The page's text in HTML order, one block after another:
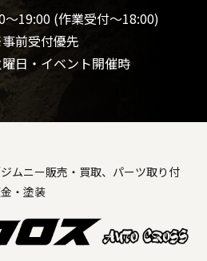
～19:00 (作業受付～18:00)
前受付優先
曜日・イベント開催時
ムニー販売・買取、パーツ取り付
・塗装